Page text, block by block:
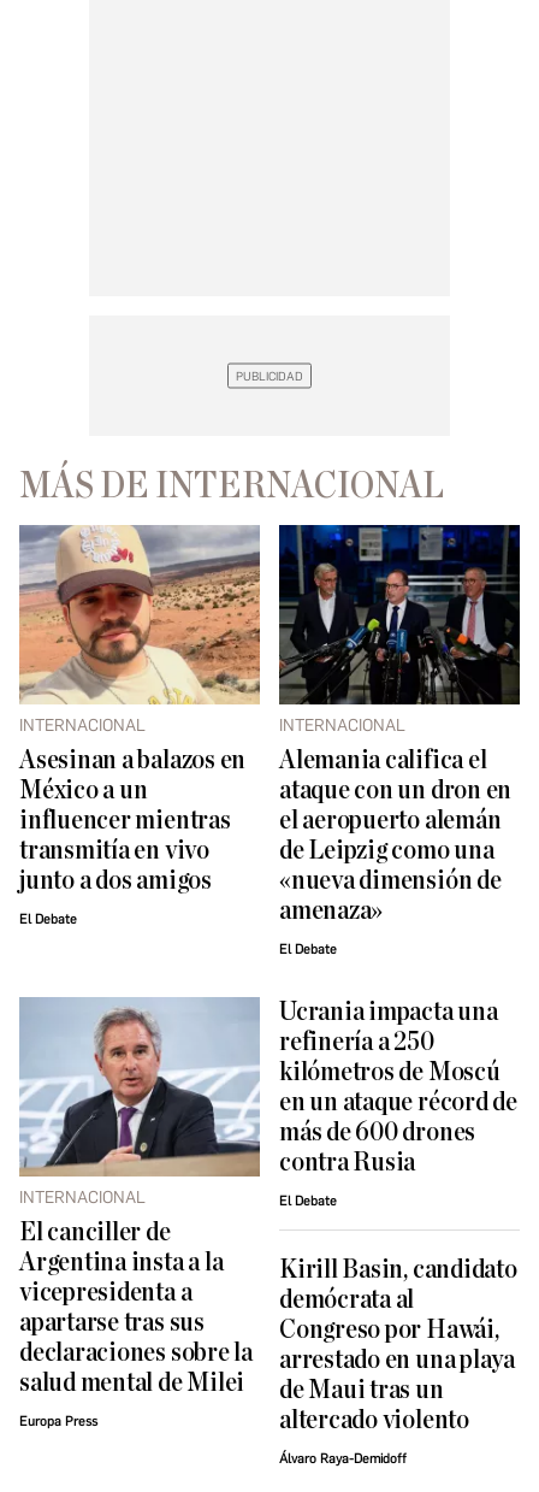
MÁS DE INTERNACIONAL
INTERNACIONAL
Asesinan a balazos en
México a un
influencer mientras
transmitía en vivo
junto a dos amigos
El Debate
INTERNACIONAL
Alemania califica el
ataque con un dron en
el aeropuerto alemán
de Leipzig como una
«nueva dimensión de
amenaza»
El Debate
INTERNACIONAL
El canciller de
Argentina insta a la
vicepresidenta a
apartarse tras sus
declaraciones sobre la
salud mental de Milei
Europa Press
Ucrania impacta una
refinería a 250
kilómetros de Moscú
en un ataque récord de
más de 600 drones
contra Rusia
El Debate
Kirill Basin, candidato
demócrata al
Congreso por Hawái,
arrestado en una playa
de Maui tras un
altercado violento
Álvaro Raya-Demidoff